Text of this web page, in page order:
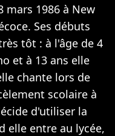
mars 1986 à New
Ses débuts
tôt : à l'âge de 4
et à 13 ans elle
chante lors de
scolaire à
d'utiliser la
elle entre au lycée,